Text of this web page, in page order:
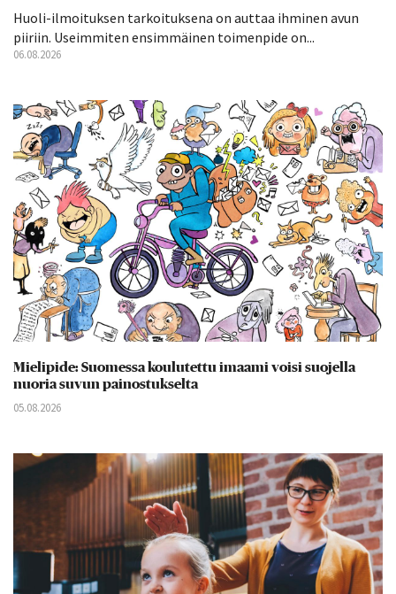
Huoli-ilmoituksen tarkoituksena on auttaa ihminen avun
piiriin. Useimmiten ensimmäinen toimenpide on...
06.08.2026
Mielipide: Suomessa koulutettu imaami voisi suojella
nuoria suvun painostukselta
05.08.2026